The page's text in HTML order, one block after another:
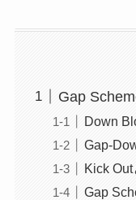
Gap
Down
Gap-
Kick
Gap